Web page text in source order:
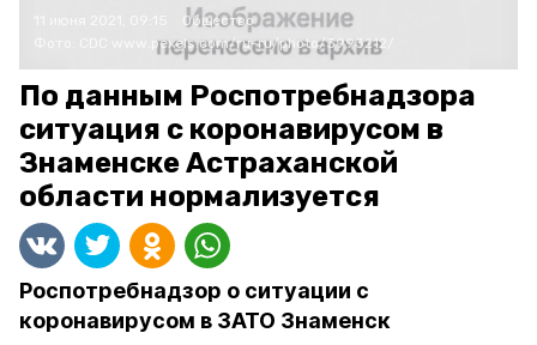
Общество
www.pexels.com/ru-ru/photo/3993212/
По данным Роспотребнадзора
ситуация с коронавирусом в
Знаменске Астраханской
области нормализуется
Роспотребнадзор о ситуации с
коронавирусом в ЗАТО Знаменск